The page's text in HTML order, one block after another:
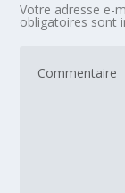
Votre adresse e-
obligatoires sont